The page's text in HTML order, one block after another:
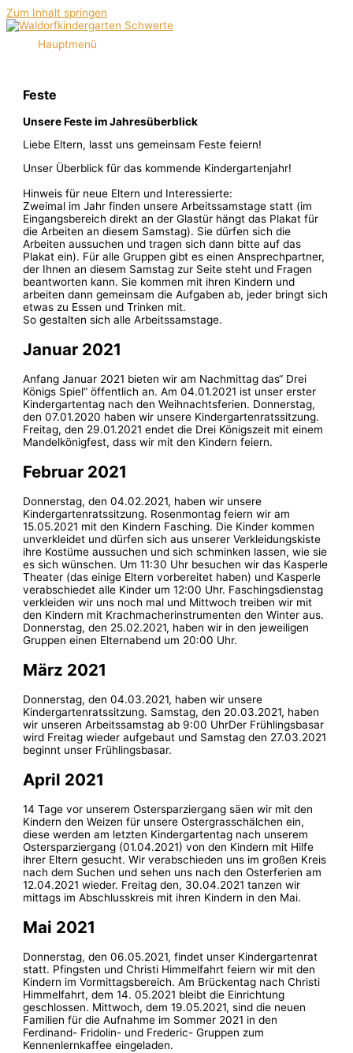
Zum Inhalt springen
Hauptmenü
Feste
Unsere Feste im Jahresüberblick
Liebe Eltern, lasst uns gemeinsam Feste feiern!
Unser Überblick für das kommende Kindergartenjahr!
Hinweis für neue Eltern und Interessierte:
Zweimal im Jahr finden unsere Arbeitssamstage statt (im
Eingangsbereich direkt an der Glastür hängt das Plakat für
die Arbeiten an diesem Samstag). Sie dürfen sich die
Arbeiten aussuchen und tragen sich dann bitte auf das
Plakat ein). Für alle Gruppen gibt es einen Ansprechpartner,
der Ihnen an diesem Samstag zur Seite steht und Fragen
beantworten kann. Sie kommen mit ihren Kindern und
arbeiten dann gemeinsam die Aufgaben ab, jeder bringt sich
etwas zu Essen und Trinken mit.
So gestalten sich alle Arbeitssamstage.
Januar 2021
Anfang Januar 2021 bieten wir am Nachmittag das“ Drei
Königs Spiel“ öffentlich an. Am 04.01.2021 ist unser erster
Kindergartentag nach den Weihnachtsferien. Donnerstag,
den 07.01.2020 haben wir unsere Kindergartenratssitzung.
Freitag, den 29.01.2021 endet die Drei Königszeit mit einem
Mandelkönigfest, dass wir mit den Kindern feiern.
Februar 2021
Donnerstag, den 04.02.2021, haben wir unsere
Kindergartenratssitzung. Rosenmontag feiern wir am
15.05.2021 mit den Kindern Fasching. Die Kinder kommen
unverkleidet und dürfen sich aus unserer Verkleidungskiste
ihre Kostüme aussuchen und sich schminken lassen, wie sie
es sich wünschen. Um 11:30 Uhr besuchen wir das Kasperle
Theater (das einige Eltern vorbereitet haben) und Kasperle
verabschiedet alle Kinder um 12:00 Uhr. Faschingsdienstag
verkleiden wir uns noch mal und Mittwoch treiben wir mit
den Kindern mit Krachmacherinstrumenten den Winter aus.
Donnerstag, den 25.02.2021, haben wir in den jeweiligen
Gruppen einen Elternabend um 20:00 Uhr.
März 2021
Donnerstag, den 04.03.2021, haben wir unsere
Kindergartenratssitzung. Samstag, den 20.03.2021, haben
wir unseren Arbeitssamstag ab 9:00 UhrDer Frühlingsbasar
wird Freitag wieder aufgebaut und Samstag den 27.03.2021
beginnt unser Frühlingsbasar.
April 2021
14 Tage vor unserem Ostersparziergang säen wir mit den
Kindern den Weizen für unsere Ostergrasschälchen ein,
diese werden am letzten Kindergartentag nach unserem
Ostersparziergang (01.04.2021) von den Kindern mit Hilfe
ihrer Eltern gesucht. Wir verabschieden uns im großen Kreis
nach dem Suchen und sehen uns nach den Osterferien am
12.04.2021 wieder. Freitag den, 30.04.2021 tanzen wir
mittags im Abschlusskreis mit ihren Kindern in den Mai.
Mai 2021
Donnerstag, den 06.05.2021, findet unser Kindergartenrat
statt. Pfingsten und Christi Himmelfahrt feiern wir mit den
Kindern im Vormittagsbereich. Am Brückentag nach Christi
Himmelfahrt, dem 14. 05.2021 bleibt die Einrichtung
geschlossen. Mittwoch, dem 19.05.2021, sind die neuen
Familien für die Aufnahme im Sommer 2021 in den
Ferdinand- Fridolin- und Frederic- Gruppen zum
Kennenlernkaffee eingeladen.